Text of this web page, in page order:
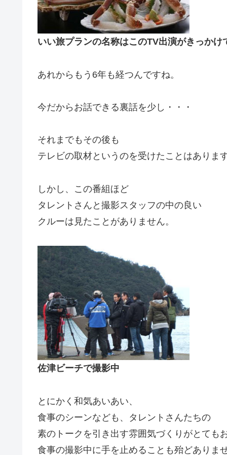
いい旅プランの名称はこのTV出演がきっかけ
あれからもう6年も経つんですね。
今だからお話できる裏話を少し・・・
それまでもその後も
テレビの取材というのを受けたことはあります
しかし、この番組ほど
タレントさんと撮影スタッフの中の良い
クルーは見たことがありません。
佐津ビーチで撮影中
とにかく和気あいあい、
食事のシーンなども、タレントさんたちの
素のトークを引き出す雰囲気づくりがとてもお
食事の撮影中に手を止めることも殆どありま